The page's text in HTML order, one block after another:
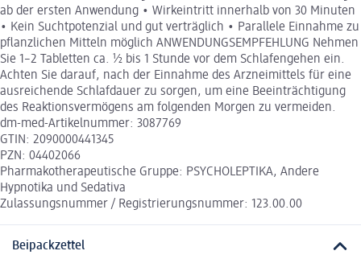
ab der ersten Anwendung • Wirkeintritt innerhalb von 30 Minuten
• Kein Suchtpotenzial und gut verträglich • Parallele Einnahme zu
pflanzlichen Mitteln möglich ANWENDUNGSEMPFEHLUNG Nehmen
Sie 1–2 Tabletten ca. 1⁄2 bis 1 Stunde vor dem Schlafengehen ein.
Achten Sie darauf, nach der Einnahme des Arzneimittels für eine
ausreichende Schlafdauer zu sorgen, um eine Beeinträchtigung
des Reaktionsvermögens am folgenden Morgen zu vermeiden.
dm-med-Artikelnummer: 3087769
GTIN: 2090000441345
PZN: 04402066
Pharmakotherapeutische Gruppe: PSYCHOLEPTIKA, Andere
Hypnotika und Sedativa
Zulassungsnummer / Registrierungsnummer: 123.00.00
Beipackzettel